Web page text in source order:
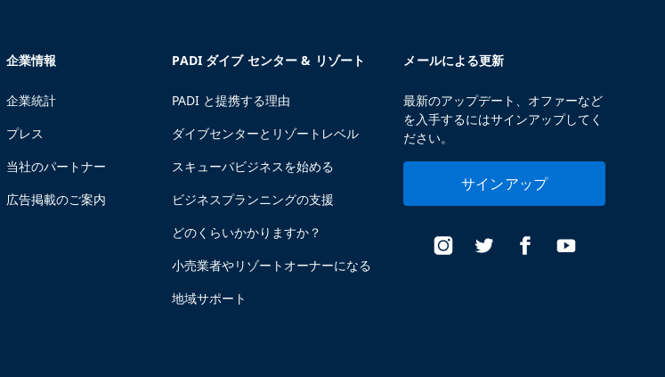
企業情報
企業統計
プレス
当社のパートナー
広告掲載のご案内
PADI ダイブ センター & リゾート
PADI と提携する理由
ダイブセンターとリゾートレベル
スキューバビジネスを始める
ビジネスプランニングの支援
どのくらいかかりますか？
小売業者やリゾートオーナーになる
地域サポート
メールによる更新
最新のアップデート、オファーなど
を入手するにはサインアップしてく
ださい。
サインアップ